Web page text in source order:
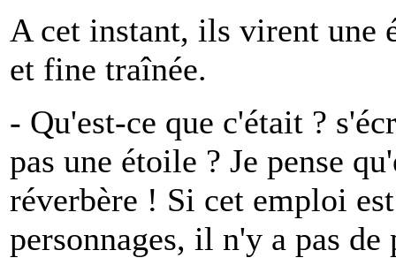
A cet instant, ils virent une
et fine traînée.
- Qu'est-ce que c'était ?
pas une étoile ? Je pense
réverbère ! Si cet emploi
personnages, il n'y a pas